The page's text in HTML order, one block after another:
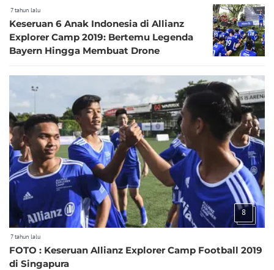
7 tahun lalu
Keseruan 6 Anak Indonesia di Allianz
Explorer Camp 2019: Bertemu Legenda
Bayern Hingga Membuat Drone
8
7 tahun lalu
FOTO : Keseruan Allianz Explorer Camp Football 2019
di Singapura